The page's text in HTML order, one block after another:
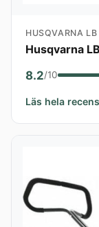
HUSQVARNA LB
Husqvarna
8.2/10
Läs hela